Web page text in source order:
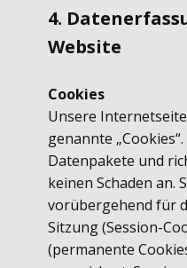
4.
Website
Cookies
Unsere
genannte
Datenpakete und
keinen Schaden an.
vorübergehend für
Sitzung (Session-
(permanente